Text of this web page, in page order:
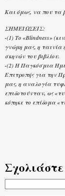
Και όμως, να που τα
ΣΗΜΕΙΩΣΕΙΣ:
-(1) Το «Blindness»
γνώμη μας, η ταινία
σκηνών του βιβλίου.
-(2) Η Παγκόσμια
Επιτροπής για την
μας, η αναλογία
επιδοτούνταν, ως
κόπηκε το επίδομα
Σχολιάστε